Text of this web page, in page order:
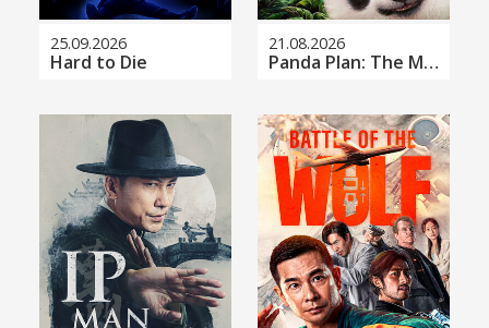
25.09.2026
Hard to Die
21.08.2026
Panda Plan: The Magical Tribe